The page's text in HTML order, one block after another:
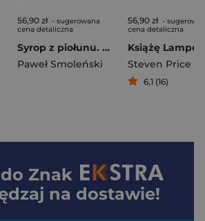
56,90 zł - sugerowana
cena detaliczna
Syrop z piołunu. Wygnani w akcji „Wisła” wyd. 3
Paweł Smoleński
56,90 zł -
cena detaliczna
Książę
Steven Price
6,1 (16)
Znak
na dostawie!